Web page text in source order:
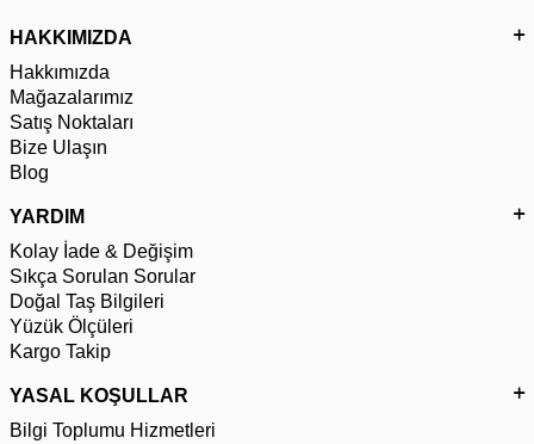
HAKKIMIZDA
Hakkımızda
Mağazalarımız
Satış Noktaları
Bize Ulaşın
Blog
YARDIM
Kolay İade & Değişim
Sıkça Sorulan Sorular
Doğal Taş Bilgileri
Yüzük Ölçüleri
Kargo Takip
YASAL KOŞULLAR
Bilgi Toplumu Hizmetleri